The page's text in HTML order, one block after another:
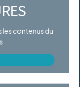
les contenus du